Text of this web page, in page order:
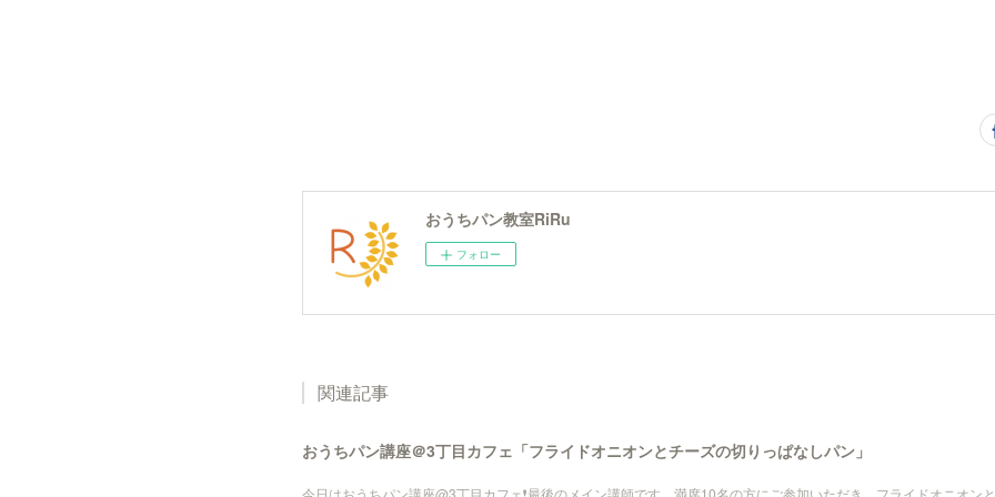
おうちパン教室RiRu
フォロー
関連記事
おうちパン講座＠3丁目カフェ「フライドオニオンとチーズの切りっぱなしパン」
今日はおうちパン講座@3丁目カフェ❗️最後のメイン講師です。満席10名の方にご参加いただき、フライドオニオン